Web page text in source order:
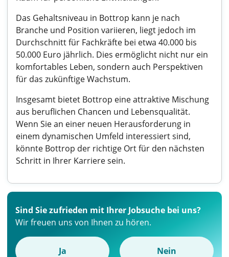
Das Gehaltsniveau in Bottrop kann je nach
Branche und Position variieren, liegt jedoch im
Durchschnitt für Fachkräfte bei etwa 40.000 bis
50.000 Euro jährlich. Dies ermöglicht nicht nur ein
komfortables Leben, sondern auch Perspektiven
für das zukünftige Wachstum.
Insgesamt bietet Bottrop eine attraktive Mischung
aus beruflichen Chancen und Lebensqualität.
Wenn Sie an einer neuen Herausforderung in
einem dynamischen Umfeld interessiert sind,
könnte Bottrop der richtige Ort für den nächsten
Schritt in Ihrer Karriere sein.
Sind Sie zufrieden mit Ihrer Jobsuche bei uns?
Wir freuen uns von Ihnen zu hören.
Ja Nein